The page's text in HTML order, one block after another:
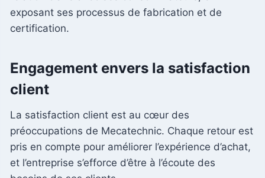
exposant ses processus de fabrication et de
certification.
Engagement envers la satisfaction
client
La satisfaction client est au cœur des
préoccupations de Mecatechnic. Chaque retour est
pris en compte pour améliorer l’expérience d’achat,
et l’entreprise s’efforce d’être à l’écoute des